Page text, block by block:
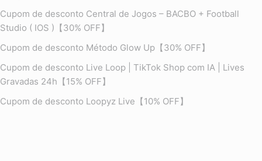
Cupom de desconto Central de Jogos – BACBO + Football
Studio ( IOS )【30% OFF】
Cupom de desconto Método Glow Up【30% OFF】
Cupom de desconto Live Loop | TikTok Shop com IA | Lives
Gravadas 24h【15% OFF】
Cupom de desconto Loopyz Live【10% OFF】